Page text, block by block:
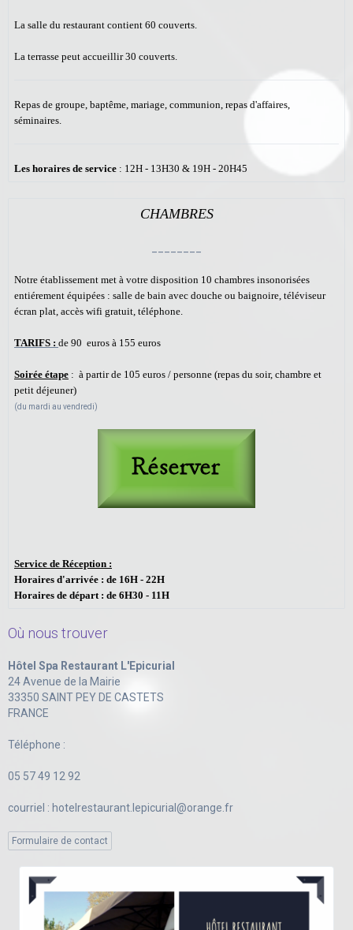
La salle du restaurant contient 60 couverts.
La terrasse peut accueillir 30 couverts.
Repas de groupe, baptême, mariage, communion, repas d'affaires,
séminaires.
Les horaires de service : 12H - 13H30 & 19H - 20H45
CHAMBRES
Notre établissement met à votre disposition 10 chambres insonorisées
entiérement équipées : salle de bain avec douche ou baignoire, téléviseur
écran plat, accès wifi gratuit, téléphone.
TARIFS : de 90 euros à 155 euros
Soirée étape : à partir de 105 euros / personne (repas du soir, chambre et
petit déjeuner)
(du mardi au vendredi)
Service de Réception :
Horaires d'arrivée : de 16H - 22H
Horaires de départ : de 6H30 - 11H
Où nous trouver
Hôtel Spa Restaurant L'Epicurial
24 Avenue de la Mairie
33350 SAINT PEY DE CASTETS
FRANCE
Téléphone :
05 57 49 12 92
courriel : hotelrestaurant.lepicurial@orange.fr
Formulaire de contact